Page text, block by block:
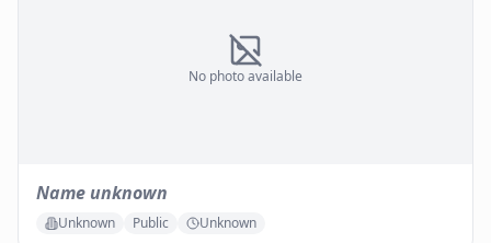
No photo available
Name unknown
Unknown Public Unknown